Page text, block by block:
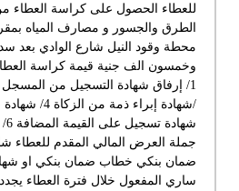
للعطاء الحصول على كراسة العطاء من
وخمسون الف جنية قيمة كراسة
جملة العرض المالي المقدم للعطاء
ضمان بنكي خطاب ضمان بنكي او
ساري المفعول خلال فترة العطاء